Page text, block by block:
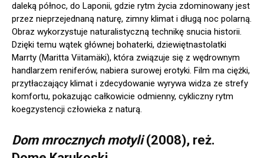
daleką północ, do Laponii, gdzie rytm życia zdominowany jest
przez nieprzejednaną naturę, zimny klimat i długą noc polarną.
Obraz wykorzystuje naturalistyczną technikę snucia historii.
Dzięki temu wątek głównej bohaterki, dziewiętnastolatki
Marrty (Maritta Viitamäki), która związuje się z wędrownym
handlarzem reniferów, nabiera surowej erotyki. Film ma ciężki,
przytłaczający klimat i zdecydowanie wyrywa widza ze strefy
komfortu, pokazując całkowicie odmienny, cykliczny rytm
koegzystencji człowieka z naturą.
Dom mrocznych motyli(2008), reż.